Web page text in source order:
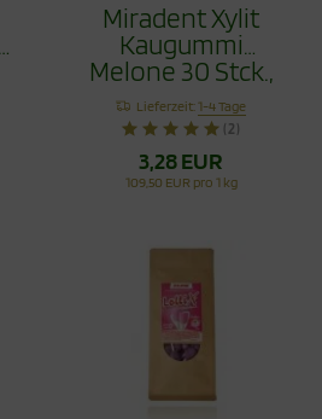
Miradent Xylit
Kaugummi
Melone 30 Stck.,
TIO2frei
Lieferzeit:1-4 Tage
(2)
3,28 EUR
109,50 EUR pro 1 kg